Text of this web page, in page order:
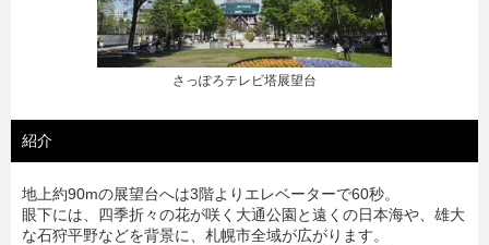
さっぽろテレビ塔展望台
紹介
地上約90mの展望台へは3階よりエレベーターで60秒。
眼下には、四季折々の花が咲く大通公園と遠くの日本海や、雄大
な石狩平野などを背景に、札幌市全域が広がります。